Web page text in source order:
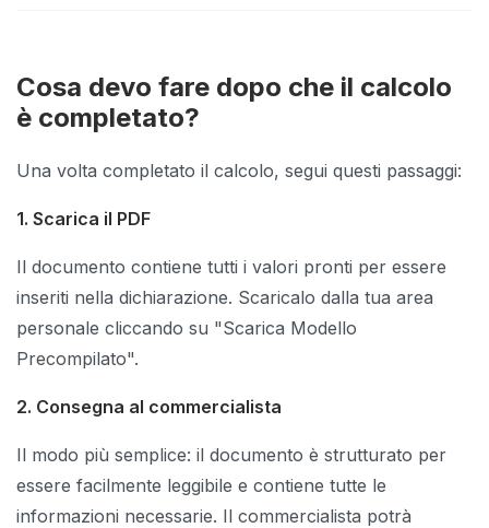
Cosa devo fare dopo che il calcolo
è completato?
Una volta completato il calcolo, segui questi passaggi:
1. Scarica il PDF
Il documento contiene tutti i valori pronti per essere
inseriti nella dichiarazione. Scaricalo dalla tua area
personale cliccando su "Scarica Modello
Precompilato".
2. Consegna al commercialista
Il modo più semplice: il documento è strutturato per
essere facilmente leggibile e contiene tutte le
informazioni necessarie. Il commercialista potrà